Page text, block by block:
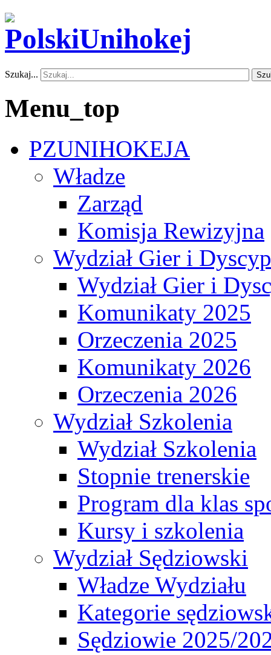
Szukaj...
Menu_top
PZUNIHOKEJA
Władze
Zarząd
Komisja Rewizyjna
Wydział Gier i
Wydział Gier i
Komunikaty 2025
Orzeczenia 2025
Komunikaty 2026
Orzeczenia 2026
Wydział Szkolenia
Wydział Szkolenia
Stopnie trenerskie
Program dla klas
Kursy i szkolenia
Wydział Sędziowski
Władze Wydziału
Kategorie
Sędziowie 2025/